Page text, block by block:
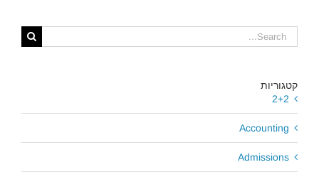
קטגוריות
2+2
Accounting
Admissions